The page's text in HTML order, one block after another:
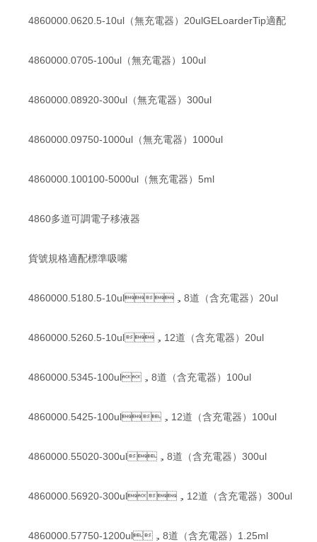
4860000.0620.5-10ul（無充電器）20ulGELoarderTip適配
4860000.0705-100ul（無充電器）100ul
4860000.08920-300ul（無充電器）300ul
4860000.09750-1000ul（無充電器）1000ul
4860000.100100-5000ul（無充電器）5ml
4860多道可調電子移液器
貨號規格適配標準吸嘴
4860000.5180.5-10ul，8道（含充電器）20ul
4860000.5260.5-10ul，12道（含充電器）20ul
4860000.5345-100ul，8道（含充電器）100ul
4860000.5425-100ul，12道（含充電器）100ul
4860000.55020-300ul，8道（含充電器）300ul
4860000.56920-300ul，12道（含充電器）300ul
4860000.57750-1200ul，8道（含充電器）1.25ml